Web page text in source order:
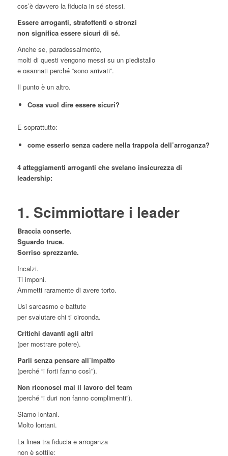
cos’è davvero la fiducia in sé stessi.
Essere arroganti, strafottenti o stronzi
non significa essere sicuri di sé.
Anche se, paradossalmente,
molti di questi vengono messi su un piedistallo
e osannati perché “sono arrivati”.
Il punto è un altro.
Cosa vuol dire essere sicuri?
E soprattutto:
come esserlo senza cadere nella trappola dell’arroganza?
4 atteggiamenti arroganti che svelano insicurezza di
leadership:
1. Scimmiottare i leader
Braccia conserte.
Sguardo truce.
Sorriso sprezzante.
Incalzi.
Ti imponi.
Ammetti raramente di avere torto.
Usi sarcasmo e battute
per svalutare chi ti circonda.
Critichi davanti agli altri
(per mostrare potere).
Parli senza pensare all’impatto
(perché “i forti fanno così”).
Non riconosci mai il lavoro del team
(perché “i duri non fanno complimenti”).
Siamo lontani.
Molto lontani.
La linea tra fiducia e arroganza
non è sottile: